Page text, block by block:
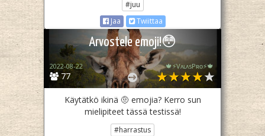
#juu
Jaa
Twiittaa
Arvostele emoji!😳
77
2022-08-22 🍁⚡️VᴀʟᴀsPʀᴏ⚡️🍁
Käytätkö ikinä 🤨 emojia? Kerro sun
mielipiteet tässä testissä!
#harrastus